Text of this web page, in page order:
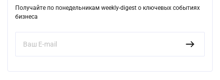
Получайте по понедельникам weekly-digest о ключевых событиях
бизнеса